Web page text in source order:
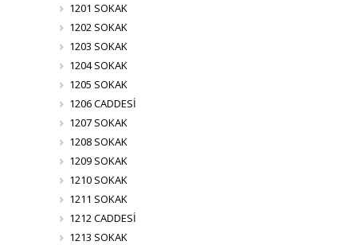
1201 SOKAK
1202 SOKAK
1203 SOKAK
1204 SOKAK
1205 SOKAK
1206 CADDESİ
1207 SOKAK
1208 SOKAK
1209 SOKAK
1210 SOKAK
1211 SOKAK
1212 CADDESİ
1213 SOKAK